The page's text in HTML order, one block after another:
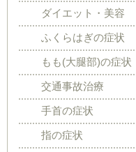
ダイエット・美容
ふくらはぎの症状
もも(大腿部)の症状
交通事故治療
手首の症状
指の症状